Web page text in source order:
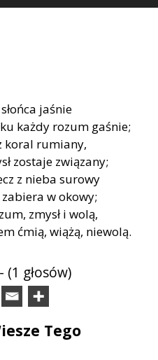
jaśnie
każdy rozum gaśnie;
koral rumiany,
zostaje związany;
z nieba surowy
zabiera w okowy;
zmysł i wolą,
ćmią, wiążą, niewolą.
(1 głosów)
Tego